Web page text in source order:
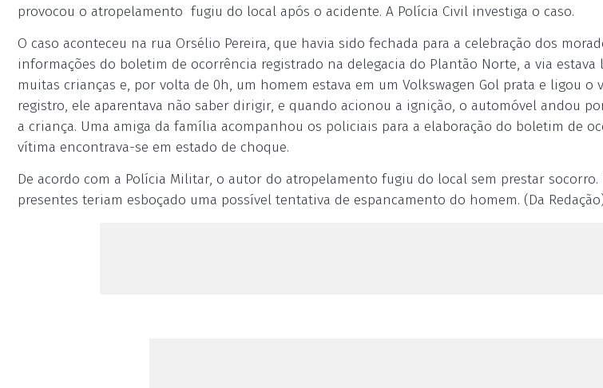
provocou o atropelamento fugiu do local após o acidente. A Polícia Civil investiga o caso.
O caso aconteceu na rua Orsélio Pereira, que havia sido fechada para a celebração dos
informações do boletim de ocorrência registrado na delegacia do Plantão Norte, a via estava
muitas crianças e, por volta de 0h, um homem estava em um Volkswagen Gol prata e ligou o
registro, ele aparentava não saber dirigir, e quando acionou a ignição, o automóvel andou
a criança. Uma amiga da família acompanhou os policiais para a elaboração do boletim de
vítima encontrava-se em estado de choque.
De acordo com a Polícia Militar, o autor do atropelamento fugiu do local sem prestar socorro.
presentes teriam esboçado uma possível tentativa de espancamento do homem. (Da